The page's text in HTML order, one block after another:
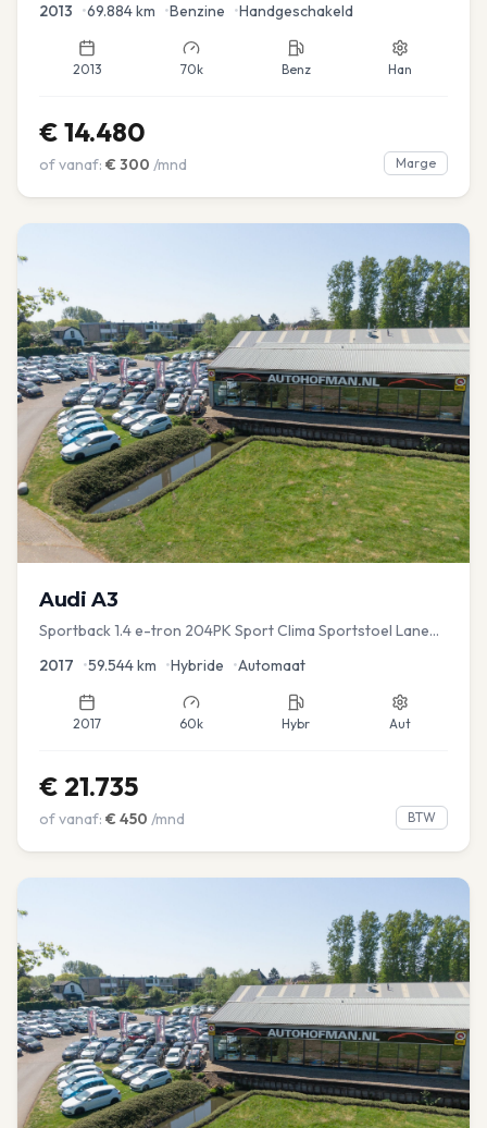
2013 •69.884km •Benzine •Handgeschakeld
2013 70k Benz Han
€ 14.480
of vanaf: € 300 /mnd Marge
Audi A3
Sportback 1.4 e-tron 204PK Sport Clima Sportstoel Lane
2017 •59.544km •Hybride •Automaat
2017 60k Hybr Aut
€ 21.735
of vanaf: € 450 /mnd BTW